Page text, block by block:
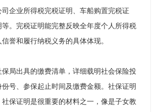
企业所得税完税证明、车船购置完税证
。完税证明能完整反映全年度个人所得税
誉和履行纳税义务的具体体现。
局出具的缴费清单，详细载明社会保险投
号、参保起止时间及缴费金额。社保证明
保证明是很重要的材料之一，像是子女教